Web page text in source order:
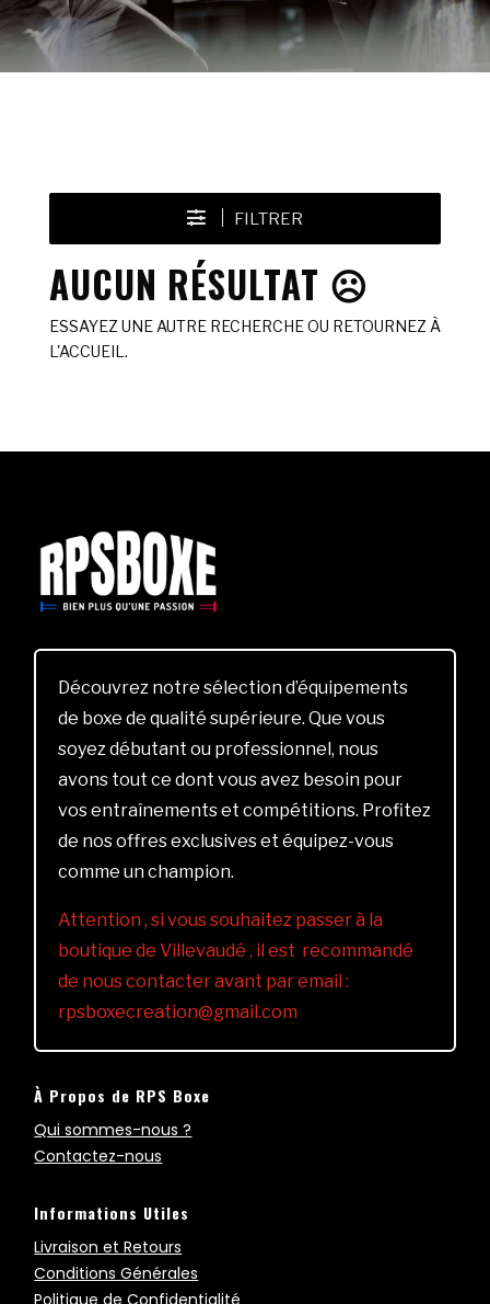
FILTRER
AUCUN RÉSULTAT ☹️
ESSAYEZ UNE AUTRE RECHERCHE OU RETOURNEZ À
L'ACCUEIL.
Découvrez notre sélection d’équipements
de boxe de qualité supérieure. Que vous
soyez débutant ou professionnel, nous
avons tout ce dont vous avez besoin pour
vos entraînements et compétitions. Profitez
de nos offres exclusives et équipez-vous
comme un champion.
Attention , si vous souhaitez passer à la
boutique de Villevaudé , il est recommandé
de nous contacter avant par email :
rpsboxecreation@gmail.com
À Propos de RPS Boxe
Qui sommes-nous ?
Contactez-nous
Informations Utiles
Livraison et Retours
Conditions Générales
Politique de Confidentialité